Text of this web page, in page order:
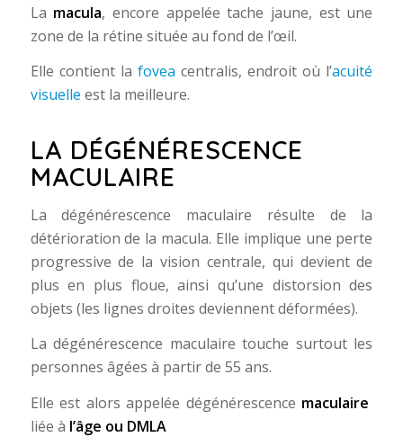
La macula, encore appelée tache jaune, est une
zone de la rétine située au fond de l’œil.
Elle contient la fovea centralis, endroit où l’acuité
visuelle est la meilleure.
LA DÉGÉNÉRESCENCE
MACULAIRE
La dégénérescence maculaire résulte de la
détérioration de la macula. Elle implique une perte
progressive de la vision centrale, qui devient de
plus en plus floue, ainsi qu’une distorsion des
objets (les lignes droites deviennent déformées).
La dégénérescence maculaire touche surtout les
personnes âgées à partir de 55 ans.
Elle est alors appelée dégénérescence maculaire
liée à l’âge ou DMLA